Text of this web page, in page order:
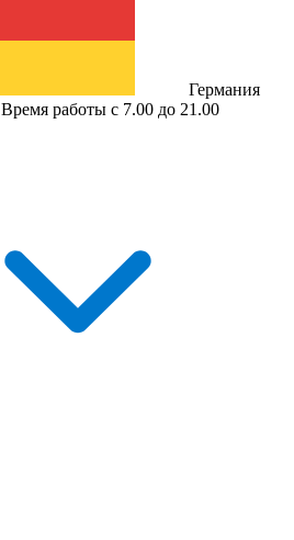
Германия
Время работы с 7.00 до 21.00